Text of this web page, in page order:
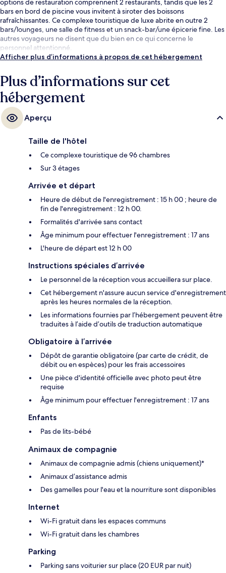
options de restauration comprennent 2 restaurants, tandis que les 2
bars en bord de piscine vous invitent à siroter des boissons
rafraîchissantes. Ce complexe touristique de luxe abrite en outre 2
bars/lounges, une salle de fitness et un snack-bar/une épicerie fine. Les
autres voyageurs ne disent que du bien en ce qui concerne le
personnel attentionné.
Afficher plus d’informations à propos de cet hébergement
Plus d’informations sur cet
hébergement
Aperçu
Taille de l'hôtel
Ce complexe touristique de 96 chambres
Sur 3 étages
Arrivée et départ
Heure de début de l'enregistrement : 15 h 00 ; heure de
fin de l'enregistrement : 12 h 00.
Formalités d'arrivée sans contact
Âge minimum pour effectuer l'enregistrement : 17 ans
L'heure de départ est 12 h 00
Instructions spéciales d’arrivée
Le personnel de la réception vous accueillera sur place.
Cet hébergement n'assure aucun service d'enregistrement
après les heures normales de la réception.
Les informations fournies par l’hébergement peuvent être
traduites à l’aide d’outils de traduction automatique
Obligatoire à l’arrivée
Dépôt de garantie obligatoire (par carte de crédit, de
débit ou en espèces) pour les frais accessoires
Une pièce d'identité officielle avec photo peut être
requise
Âge minimum pour effectuer l'enregistrement : 17 ans
Enfants
Pas de lits-bébé
Animaux de compagnie
Animaux de compagnie admis (chiens uniquement)*
Animaux d’assistance admis
Des gamelles pour l'eau et la nourriture sont disponibles
Internet
Wi-Fi gratuit dans les espaces communs
Wi-Fi gratuit dans les chambres
Parking
Parking sans voiturier sur place (20 EUR par nuit)